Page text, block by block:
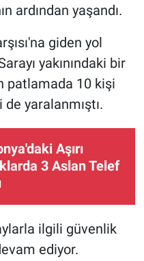
ardından yaşandı.
giden yol
yakınındaki bir
patlamada 10 kişi
yaralanmıştı.
Aşırı
3 Aslan Telef
ilgili güvenlik
ediyor.